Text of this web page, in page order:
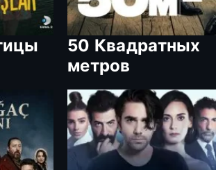
50 Квадратных
метров